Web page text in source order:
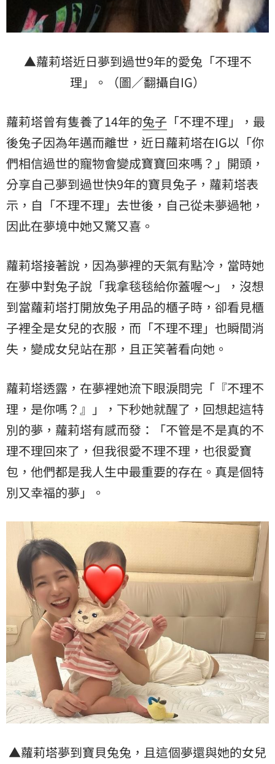
▲蘿莉塔近日夢到過世9年的愛兔「不理不
理」。（圖／翻攝自IG）
蘿莉塔曾有隻養了14年的兔子 「不理不理」，最
後兔子因為年邁而離世，近日蘿莉塔在IG以「你
們相信過世的寵物會變成寶寶回來嗎？」開頭，
分享自己夢到過世快9年的寶貝兔子，蘿莉塔表
示，自「不理不理」去世後，自己從未夢過牠，
因此在夢境中她又驚又喜。
蘿莉塔接著說，因為夢裡的天氣有點冷，當時她
在夢中對兔子說「我拿毯毯給你蓋喔～」，沒想
到當蘿莉塔打開放兔子用品的櫃子時，卻看見櫃
子裡全是女兒的衣服，而「不理不理」也瞬間消
失，變成女兒站在那，且正笑著看向她。
蘿莉塔透露，在夢裡她流下眼淚問完「『不理不
理，是你嗎？』」，下秒她就醒了，回想起這特
別的夢，蘿莉塔有感而發：「不管是不是真的不
理不理回來了，但我很愛不理不理，也很愛寶
包，他們都是我人生中最重要的存在。真是個特
別又幸福的夢」。
▲蘿莉塔夢到寶貝兔兔，且這個夢還與她的女兒